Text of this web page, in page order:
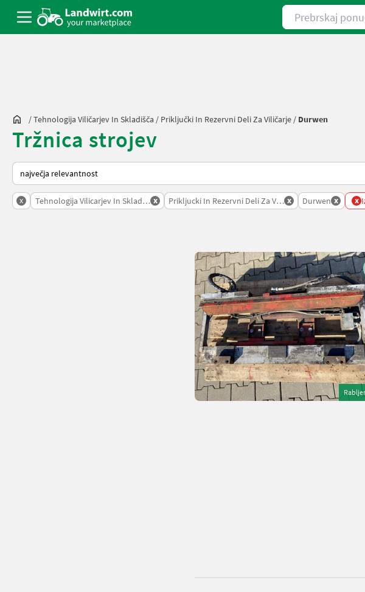
Prebrskaj ponudbe
/Tehnologija Viličarjev In Skladišča / Priključki In Rezervni Deli Za Viličarje / Durwen
Tržnica strojev
Tako je razvrščeno na Landwirt.com
x Tehnologija Vilicarjev In Skladiscax Prikljucki In Rezervni Deli Za Vilicarje
x Durwen x x